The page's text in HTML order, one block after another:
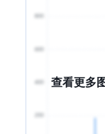
查看更多